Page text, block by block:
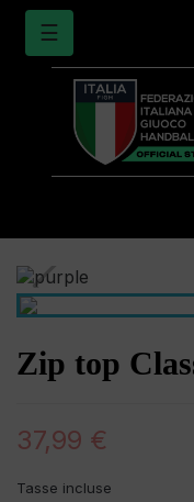
navigazione
Toggle
☰
Zip top
37,99 €
Tasse incluse